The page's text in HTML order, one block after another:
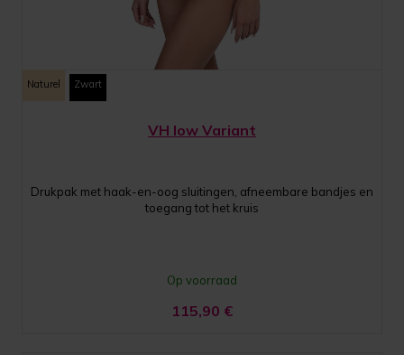
Naturel Zwart
VH low Variant
Drukpak met haak-en-oog sluitingen, afneembare bandjes en
toegang tot het kruis
Op voorraad
115,90 €